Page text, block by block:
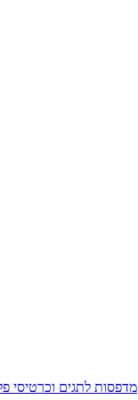
מדפסות לתגים וכרטיסי